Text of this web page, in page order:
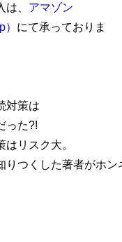
は、 アマゾン
にて承っておりま
対策は
った?!
リスク大。
りつくした著者がホン